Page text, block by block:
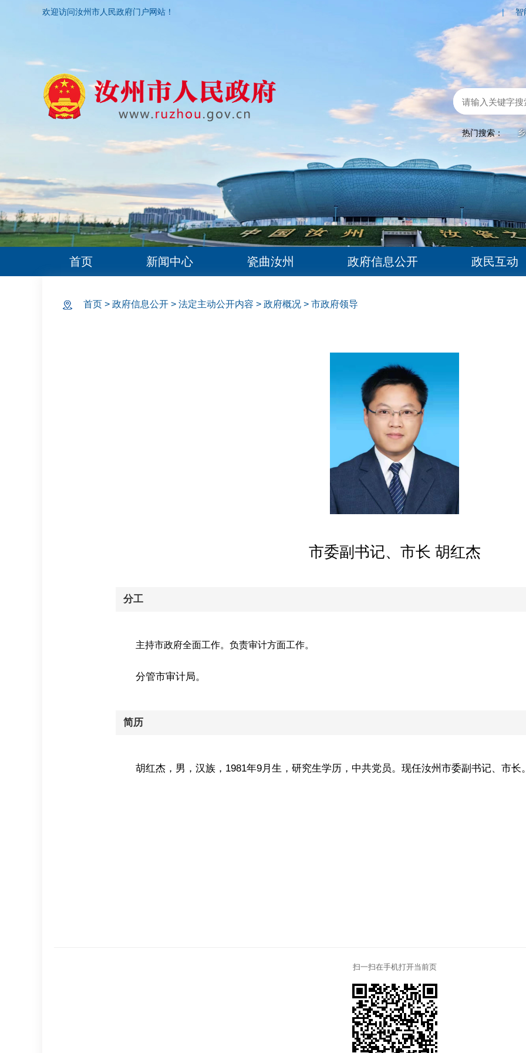
欢迎访问汝州市人民政府门户网站！ | 智
热门搜索：
首页 新闻中心 瓷曲汝州 政府信息公开 政民互动
首页 > 政府信息公开 > 法定主动公开内容 > 政府概况 > 市政府领导
市委副书记、市长 胡红杰
分工
主持市政府全面工作。负责审计方面工作。
分管市审计局。
简历
胡红杰，男，汉族，1981年9月生，研究生学历，中共党员。现任汝州市委副书记、市长
扫一扫在手机打开当前页